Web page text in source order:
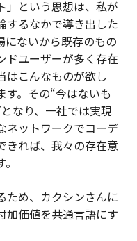
」という思想は、私が
するなかで導き出した
にないから既存のもの
ドユーザーが多く存在
はこんなものが欲し
す。その“今はないも
なり、一社では実現
ネットワークでコーデ
きれば、我々の存在意
ため、カクシンさんに
加価値を共通言語にす